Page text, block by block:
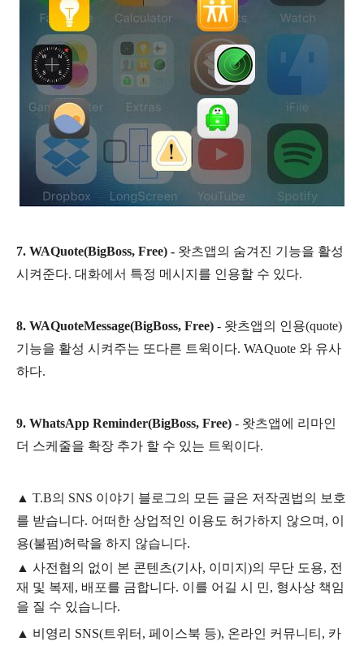
7. WAQuote(BigBoss, Free) - 왓츠앱의 숨겨진 기능을 활성
시켜준다. 대화에서 특정 메시지를 인용할 수 있다.
8. WAQuoteMessage(BigBoss, Free) - 왓츠앱의 인용(quote)
기능을 활성 시켜주는 또다른 트윅이다. WAQuote 와 유사
하다.
9. WhatsApp Reminder(BigBoss, Free) - 왓츠앱에 리마인
더 스케줄을 확장 추가 할 수 있는 트윅이다.
▲ T.B의 SNS 이야기 블 로그의 모든 글은 저작권법의 보호
를 받습니다. 어떠한 상업적인 이용도 허가하지 않으며, 이
용(불펌)허락을 하지 않습니다.
▲ 사전협의 없이 본 콘텐츠(기사, 이미지)의 무단 도용, 전
재 및 복제, 배포를 금합니다. 이를 어길 시 민, 형사상 책임
을 질 수 있습니다.
▲ 비영리 SNS(트위터, 페이스북 등), 온라인 커뮤니티, 카